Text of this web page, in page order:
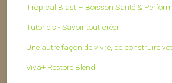
Tropical Blast – Boisson Santé &
Tutoriels - Savoir tout créer
Une autre façon de vivre, de construire
Viva+ Restore Blend